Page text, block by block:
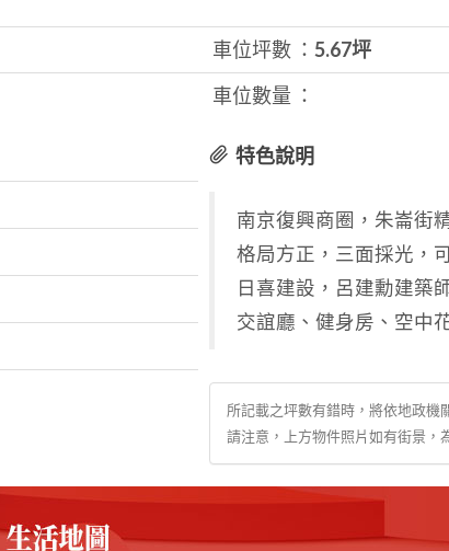
車位坪數 ： 5.67坪
車位數量 ：
特色說明
南京復興商圈，朱崙街
格局方正，三面採光，
日喜建設，呂建勳建築
交誼廳、健身房、空中
所記載之坪數有錯時，將依地政機
請注意，上方物件照片如有街景，